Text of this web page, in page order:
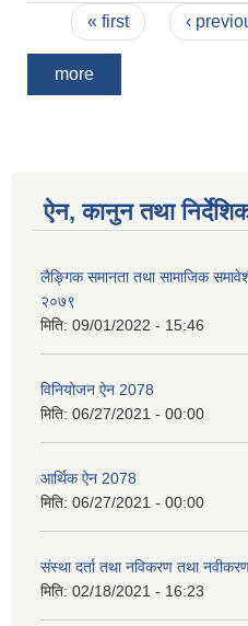
Pages
« first ‹
more
ऐन, कानुन तथा
लैङ्गिक समानता तथा सामाजिक
२०७९
मिति: 09/01/2022 - 15:46
विनियोजन ऐन 2078
मिति: 06/27/2021 - 00:00
आर्थिक ऐन 2078
मिति: 06/27/2021 - 00:00
संस्था दर्ता तथा नविकरण तथा
मिति: 02/18/2021 - 16:23